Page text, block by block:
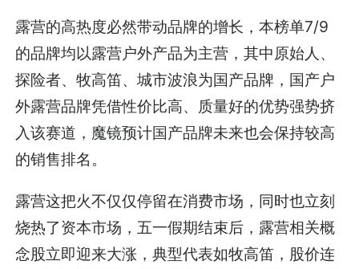
露营的高热度必然带动品牌的增长，本榜单7/9
的品牌均以露营户外产品为主营，其中原始人、
探险者、牧高笛、城市波浪为国产品牌，国产户
外露营品牌凭借性价比高、质量好的优势强势挤
入该赛道，魔镜预计国产品牌未来也会保持较高
的销售排名。
露营这把火不仅仅停留在消费市场，同时也立刻
烧热了资本市场，五一假期结束后，露营相关概
念股立即迎来大涨，典型代表如牧高笛，股价连